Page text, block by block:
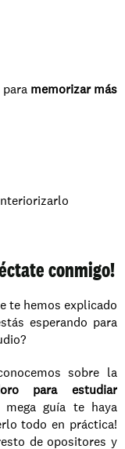
memorizar más
conmigo!
te hemos explicado
esperando para
sobre la
para estudiar
mega guía te haya
todo en práctica!